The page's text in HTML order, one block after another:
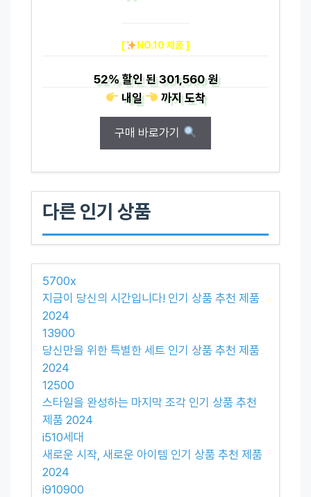
[ NO.10 제품 ]
52%할인 된301,560 원
내일
까지도착
구매 바로가기
다른 인기 상품
5700x
지금이 당신의 시간입니다! 인기 상품 추천 제품
2024
13900
당신만을 위한 특별한 세트 인기 상품 추천 제품
2024
12500
스타일을 완성하는 마지막 조각 인기 상품 추천
제품 2024
i510세대
새로운 시작, 새로운 아이템 인기 상품 추천 제품
2024
i910900